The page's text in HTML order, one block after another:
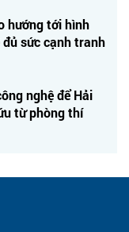
hướng tới hình
sức cạnh tranh
nghệ để Hải
từ phòng thí